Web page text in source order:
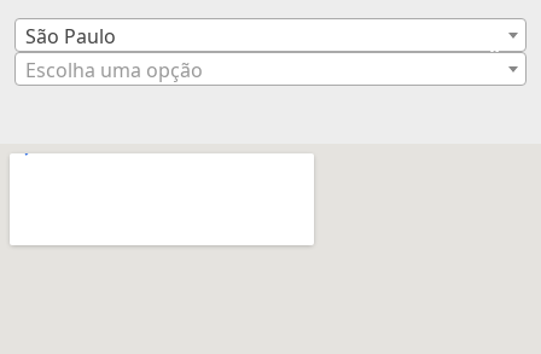
×
São Paulo
Escolha uma opção